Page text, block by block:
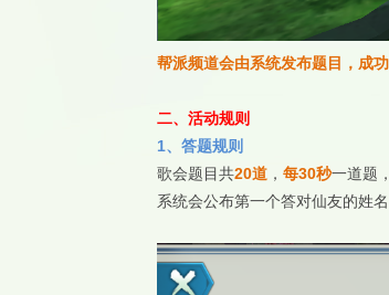
帮派频道会由系统发布题目，成
二、活动规则
1、答题规则
歌会题目共20道 ， 每30秒一道题
系统会公布第一个答对仙友的姓名